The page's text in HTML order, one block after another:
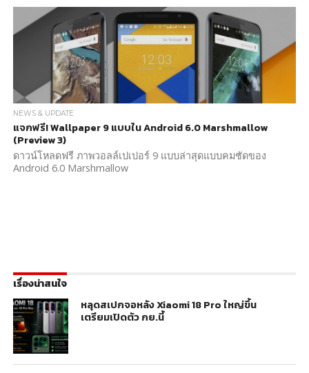
NEWS & UPDATE
แจกฟรี! Wallpaper 9 แบบใน Android 6.0 Marshmallow
(Preview 3)
ดาวน์โหลดฟรี ภาพวอลล์เปเปอร์ 9 แบบล่าสุดแบบคมชัดของ
Android 6.0 Marshmallow
เรื่องน่าสนใจ
หลุดสเปกจอหลัง Xiaomi 18 Pro ใหญ่ขึ้น
เตรียมเปิดตัว กย.นี้